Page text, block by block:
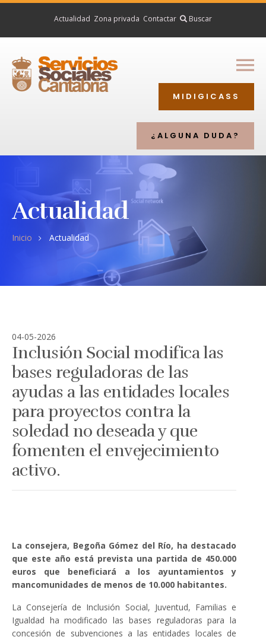
Actualidad Zona privada Contactar Buscar
MIDIGICASS
¿ALGUNA DUDA?
Inicio
Directorio
Actualidad
Inicio Actualidad
04-05-2026
Inclusión Social modifica las
bases reguladoras de las
ayudas a las entidades locales
para proyectos contra la
soledad no deseada y que
fomenten el envejecimiento
activo.
La consejera, Begoña Gómez del Río, ha destacado
que este año está prevista una partida de 450.000
euros que beneficiará a los ayuntamientos y
mancomunidades de menos de 10.000 habitantes.
La Consejería de Inclusión Social, Juventud, Familias e
Igualdad ha modificado las bases reguladoras para la
concesión de subvenciones a las entidades locales de